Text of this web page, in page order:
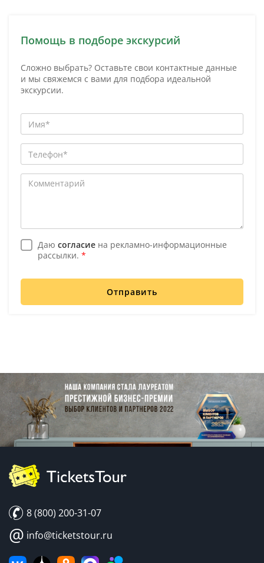
Помощь в подборе экскурсий
Сложно выбрать? Оставьте свои контактные данные
и мы свяжемся с вами для подбора идеальной
экскурсии.
Даю согласие на рекламно-информационные
рассылки. *
Отправить
8 (800) 200-31-07
@ info@ticketstour.ru